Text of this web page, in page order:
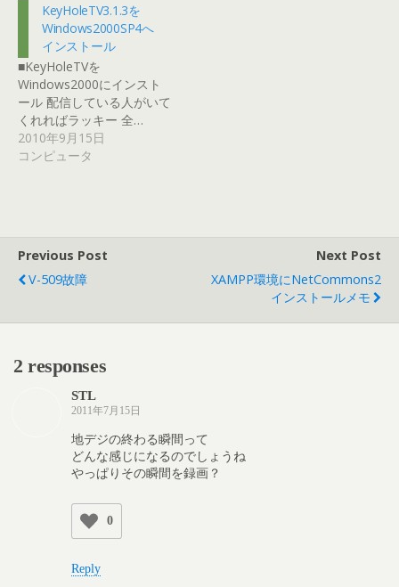
KeyHoleTV3.1.3を
Windows2000SP4へ
インストール
■KeyHoleTVを
Windows2000にインスト
ール 配信している人がいて
くれればラッキー 全…
2010年9月15日
コンピュータ
Previous Post
V-509故障
Next Post
XAMPP環境にNetCommons2
インストールメモ
2 responses
STL
2011年7月15日
地デジの終わる瞬間って
どんな感じになるのでしょうね
やっぱりその瞬間を録画？
0
Reply